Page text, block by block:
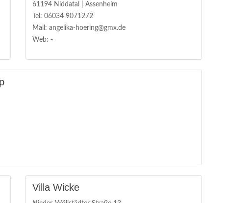
61194 Niddatal | Assenheim
Tel: 06034 9071272
Mail: angelika-hoering@gmx.de
Web: -
Villa Wicke